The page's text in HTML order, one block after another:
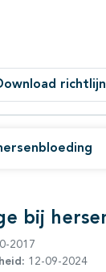
richtlijn
bij
2017
12-09-2024